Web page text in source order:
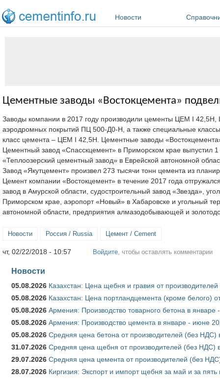
Новости
Цементные заводы «Востокцемента»
Заводы компании в 2017 году производили цементы ЦЕМ I
аэродромных покрытий ПЦ 500-Д0-Н, а также специальные
класс цемента – ЦЕМ I 42,5Н. Цементные заводы
Цементный завод «Спасскцемент» в Приморском крае выпустил
«Теплоозерский цементный завод» в Еврейской автономной
Завод «Якутцемент» произвел 273 тысячи тонн цемента из
Цемент компании «Востокцемент» в течение 2017 года
завод в Амурской области, судостроительный завод «Звезда»,
Приморском крае, аэропорт «Новый» в Хабаровске и угольный
автономной области, предприятия алмазодобывающей и
Новости Россия / Russia Цемент / Cement
чт, 02/22/2018 - 10:57 Войдите , чтобы оставлять комментарии
Новости
05.08.2026 Казахстан: Цена щебня и гравия от
05.08.2026 Казахстан: Цена портландцемента (кроме белого)
05.08.2026 Армения: Производство товарного бетона в январе
05.08.2026 Армения: Производство цемента в январе - июне
05.08.2026 Средняя цена бетона от производителей (без НДС)
31.07.2026 Средняя цена щебня от производителей (без НДС)
29.07.2026 Средняя цена цемента от производителей (без
28.07.2026 Киргизия: Экспорт и импорт щебня за май и за